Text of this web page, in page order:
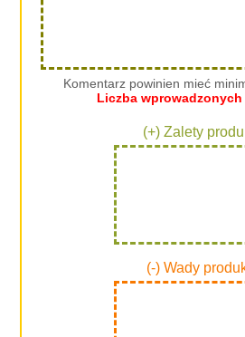
Komentarz powinien mieć
Liczba wprowadzonych
(+) Zalety
(-) Wady